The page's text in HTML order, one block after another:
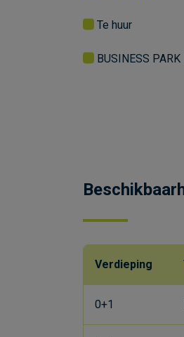
Te huur
BUSINESS
Verdieping
0+1